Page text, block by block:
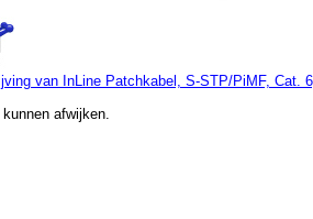
van InLine Patchkabel, S-STP/PiMF, Cat.
afwijken.